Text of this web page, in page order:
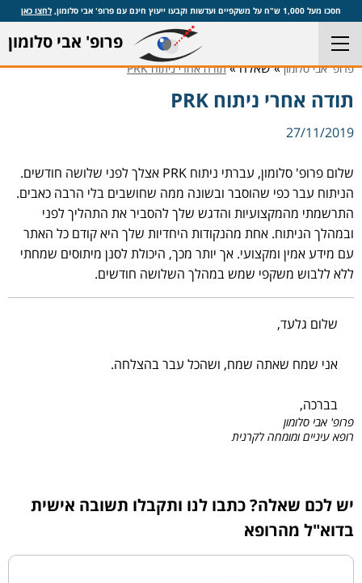
חסכו מעל 1,000 ש"ח על משקפיים ועדשות וקבעו ייעוץ חינם עם פרופ' אבי סלומון, לחצו כאן
פרופ' אבי סלומון
פרופ' אבי סלומון» שאלה »תודה אחרי ניתוח PRK
תודה אחרי ניתוח PRK
27/11/2019
שלום פרופ' סלומון, עברתי ניתוח PRK אצלך לפני שלושה חודשים.
הניתוח עבר כפי שהוסבר ובשונה ממה שחושבים בלי הרבה כאבים.
התרשמתי מהמקצועיות והדגש שלך להסביר את התהליך לפני
ובמהלך הניתוח. אחת מהנקודות היחדיות שלך היא קודם כל האתר
עם מידע אמין ומקצועי. אך יותר מכך, היכולת לסנן מיתוסים שמחתי
ללא ללבוש משקפי שמש במהלך השלושה חודשים.
שלום גלעד,
אני שמח שאתה שמח, ושהכל עבר בהצלחה.
בברכה,
פרופ' אבי סלומון
רופא עיניים ומומחה לקרנית
יש לכם שאלה? כתבו לנו ותקבלו תשובה אישית
בדוא"ל מהרופא